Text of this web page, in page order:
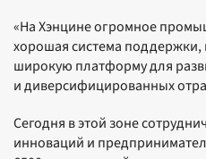
«На Хэнцине огромное
хорошая система поддержки,
широкую платформу для
и диверсифицированных
Сегодня в этой зоне
инноваций и